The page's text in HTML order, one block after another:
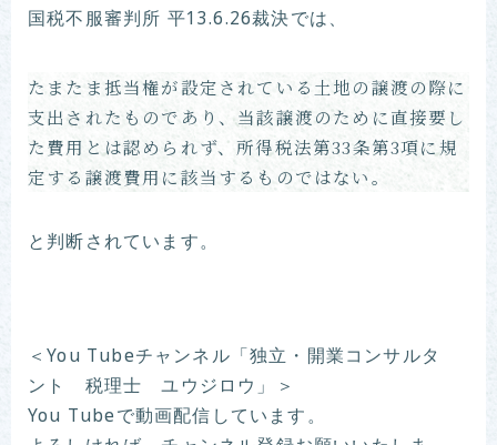
国税不服審判所 平13.6.26裁決では、
たまたま抵当権が設定されている土地の譲渡の際に
支出されたものであり、当該譲渡のために直接要し
た費用とは認められず、所得税法第33条第3項に規
定する譲渡費用に該当するものではない。
と判断されています。
＜You Tubeチャンネル「独立・開業コンサルタ
ント 税理士 ユウジロウ」＞
You Tubeで動画配信しています。